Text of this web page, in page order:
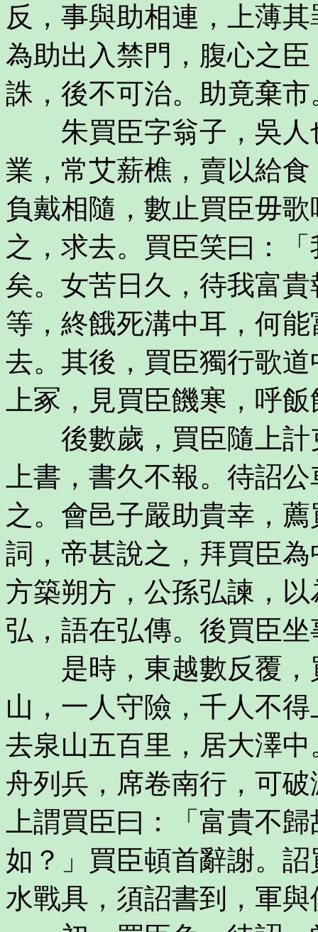
反，事與助相連，上薄
為助出入禁門，腹心之
誅，後不可治。助竟棄市
朱買臣字翁子，吳人
業，常艾薪樵，賣以給
負戴相隨，數止買臣毋
之，求去。買臣笑曰：
矣。女苦日久，待我富
等，終餓死溝中耳，何
去。其後，買臣獨行歌
上冢，見買臣饑寒，呼
後數歲，買臣隨上計
上書，書久不報。待詔
之。會邑子嚴助貴幸，
詞，帝甚說之，拜買臣
方築朔方，公孫弘諫，
弘，語在弘傳。後買臣
是時，東越數反覆，
山，一人守險，千人不
去泉山五百里，居大澤
舟列兵，席卷南行，可
上謂買臣曰：「富貴不
如？」買臣頓首辭謝。
水戰具，須詔書到，軍與